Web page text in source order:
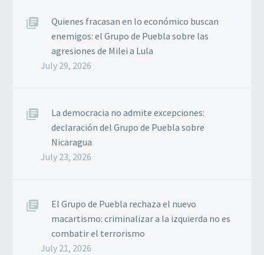
Quienes fracasan en lo económico buscan
enemigos: el Grupo de Puebla sobre las
agresiones de Milei a Lula
July 29, 2026
La democracia no admite excepciones:
declaración del Grupo de Puebla sobre
Nicaragua
July 23, 2026
El Grupo de Puebla rechaza el nuevo
macartismo: criminalizar a la izquierda no es
combatir el terrorismo
July 21, 2026